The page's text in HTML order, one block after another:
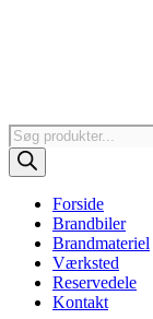
Products
search
Forside
Brandbiler
Brandmateriel
Værksted
Reservedele
Kontakt